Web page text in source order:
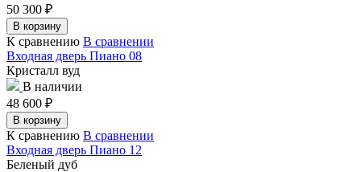
50 300 ₽
В корзину
К сравнению В сравнении
Входная дверь Пиано 08
Кристалл вуд
В наличии
48 600 ₽
В корзину
К сравнению В сравнении
Входная дверь Пиано 12
Беленый дуб